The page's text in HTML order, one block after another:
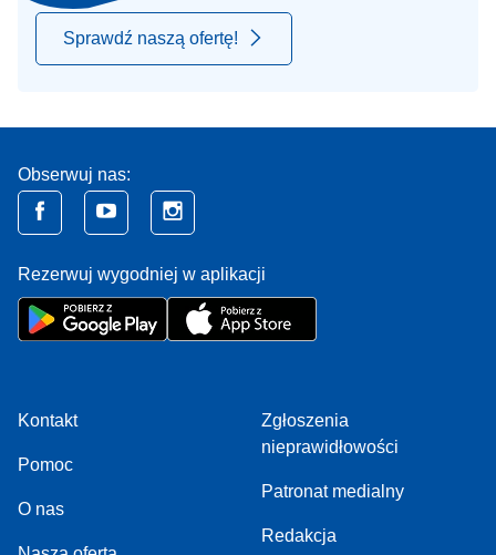
Sprawdź naszą ofertę!
Obserwuj nas:
Rezerwuj wygodniej w aplikacji
Kontakt
Pomoc
O nas
Zgłoszenia
nieprawidłowości
Patronat medialny
Redakcja